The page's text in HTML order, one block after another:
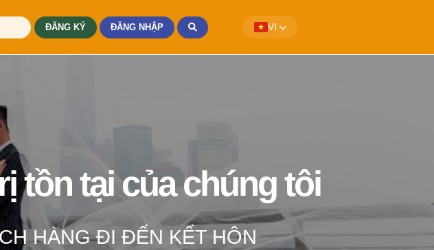
ĐĂNG KÝ ĐĂNG NHẬP VI
tồn tại của chúng tôi
HÀNG ĐI ĐẾN KẾT HÔN